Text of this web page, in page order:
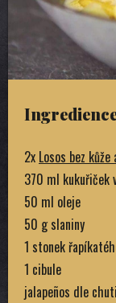
2x Losos bez
370 ml kukuřiček
50 ml oleje
50 g slaniny
1 stonek
1 cibule
jalapeños dle chuti